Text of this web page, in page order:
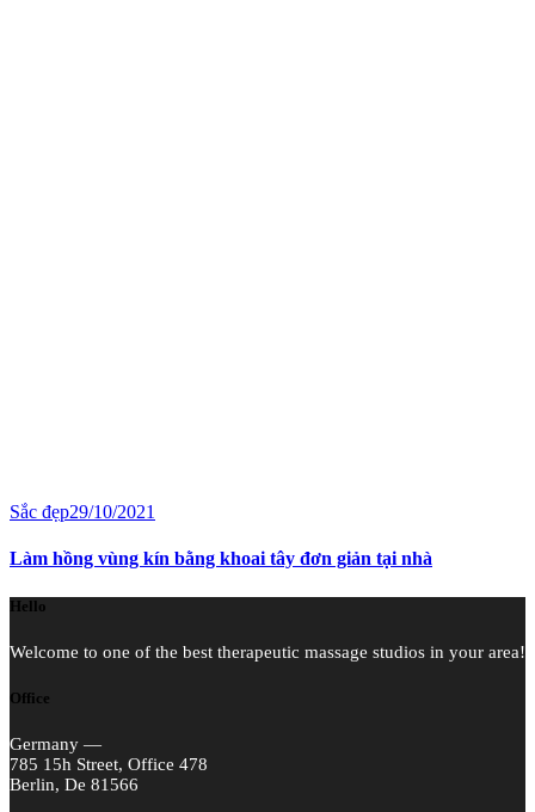
Sắc đẹp29/10/2021
Làm hồng vùng kín bằng khoai tây đơn giản tại nhà
Hello
Welcome to one of the best therapeutic massage studios in your area!
Office
Germany —
785 15h Street, Office 478
Berlin, De 81566